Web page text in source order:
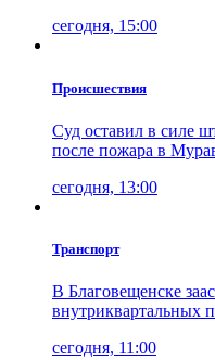
сегодня, 15:00
Проиcшествия
Суд оставил в силе
после пожара в
сегодня, 13:00
Транспорт
В Благовещенске
внутриквартальных
сегодня, 11:00